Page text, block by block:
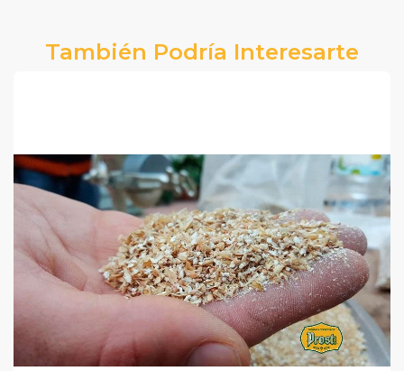
También Podría Interesarte